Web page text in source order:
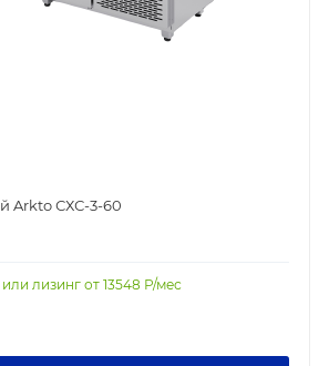
Arkto СХС-3-60
лизинг от 13548 Р/мес